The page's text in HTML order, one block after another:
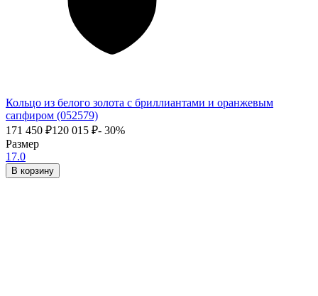
Кольцо из белого золота с бриллиантами и оранжевым
сапфиром (052579)
171 450 ₽120 015 ₽- 30%
Размер
17.0
В корзину